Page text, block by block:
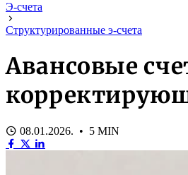
Э-счета
Структурированные э-счета
Авансовые
08.01.2026. • 5 MIN